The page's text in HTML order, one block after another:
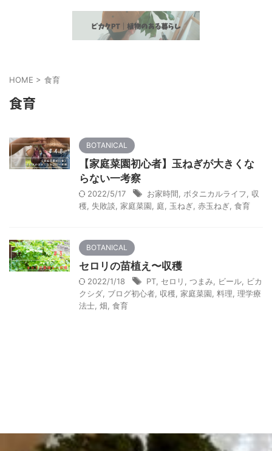
HOME > 食育
食育
BOTANICAL
【家庭菜園初心者】玉ねぎが大きくな
らない一考察
2022/5/17 お家時間 ボタニカルライフ
収
穫
失敗談 家庭菜園 庭 玉ねぎ 赤玉ねぎ 食育
BOTANICAL
セロリの苗植え〜収穫
2022/1/18 PT セロリ つまみ ビール
ビカ
クシダ ブログ初心者 収穫 家庭菜園 料理 理学療
法士 畑 食育